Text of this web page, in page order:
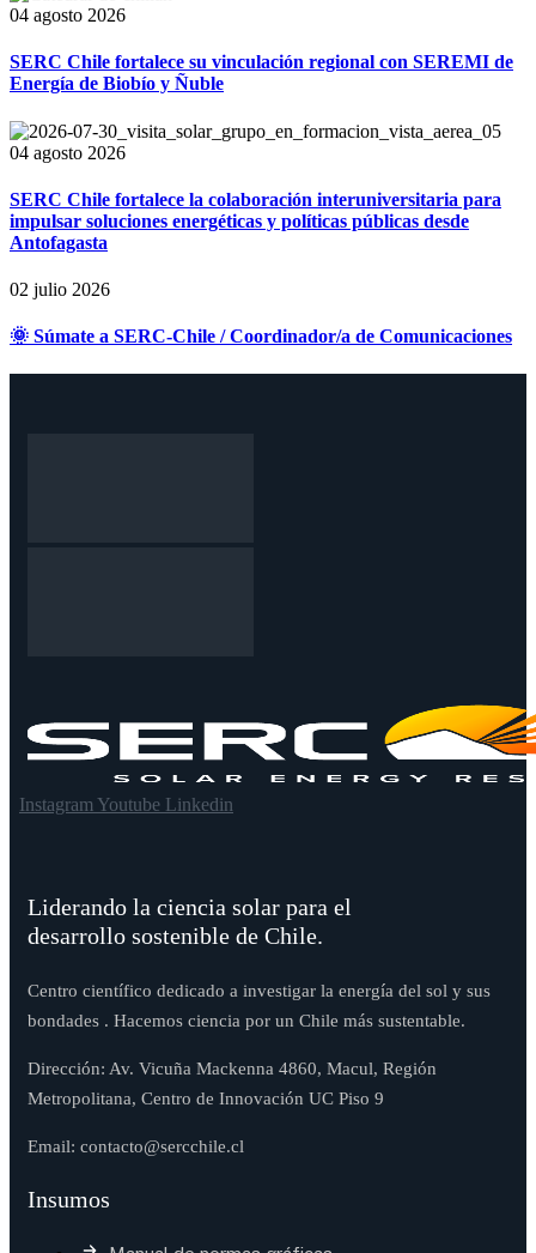
04 agosto 2026
SERC Chile fortalece su vinculación regional con SEREMI de
Energía de Biobío y Ñuble
04 agosto 2026
SERC Chile fortalece la colaboración interuniversitaria para
impulsar soluciones energéticas y políticas públicas desde
Antofagasta
02 julio 2026
🌞 Súmate a SERC-Chile / Coordinador/a de Comunicaciones
Instagram Youtube Linkedin
Liderando la ciencia solar para el
desarrollo sostenible de Chile.
Centro científico dedicado a investigar la energía del sol y sus
bondades . Hacemos ciencia por un Chile más sustentable.
Dirección: Av. Vicuña Mackenna 4860, Macul, Región
Metropolitana, Centro de Innovación UC Piso 9
Email: contacto@sercchile.cl
Insumos